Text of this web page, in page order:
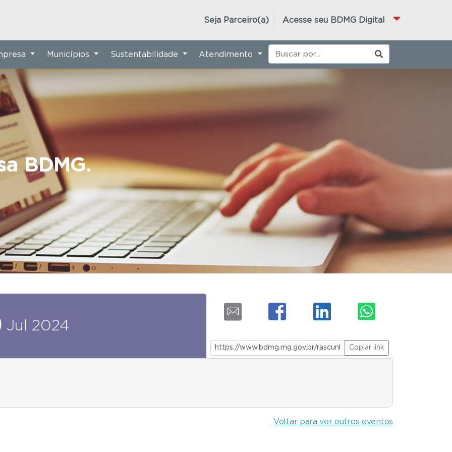
Acesse seu BDMG Digital
Seja Parceiro(a)
BDMG.
Municípios Sustentabilidade Atendimento
Jul 2024
Copiar link
Voltar para ver outros eventos